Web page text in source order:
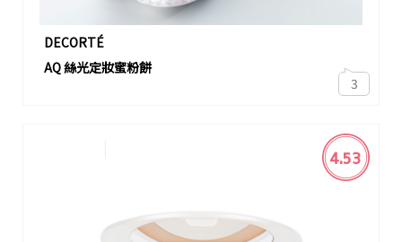
DECORTÉ
AQ 絲光定妝蜜粉餅
3
4.53